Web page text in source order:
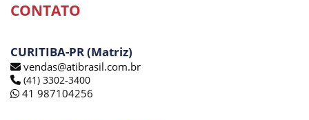
CONTATO
CURITIBA-PR (Matriz)
vendas@atibrasil.com.br
(41) 3302-3400
41 987104256